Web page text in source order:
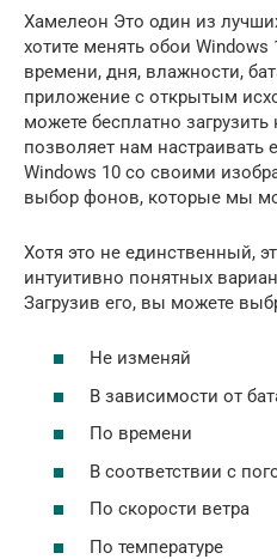
Хамелеон Это один из
хотите менять обои
времени, дня, влажности,
приложение с открытым
можете бесплатно
позволяет нам настраивать
Windows 10 со своими
выбор фонов, которые мы
Хотя это не единственный,
интуитивно понятных
Загрузив его, вы можете
Не изменяй
В зависимости от
По времени
В соответствии с
По скорости ветра
По температуре